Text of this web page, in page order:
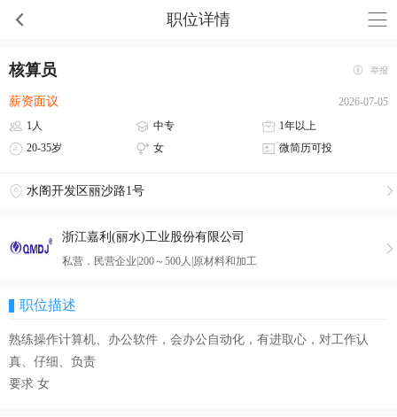
职位详情
核算员 举报
薪资面议
2026-07-05
1人
中专
1年以上
20-35岁
女 微简历可投
水阁开发区丽沙路1号
浙江嘉利(丽水)工业股份有限公司
私营．民营企业|200～500人|原材料和加工
职位描述
熟练操作计算机、办公软件，会办公自动化，有进取心，对工作认
真、仔细、负责
要求 女